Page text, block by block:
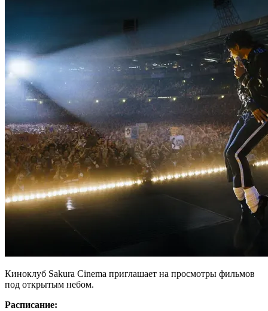
Киноклуб Sakura Cinema приглашает на просмотры фильмов
под открытым небом.
Расписание: